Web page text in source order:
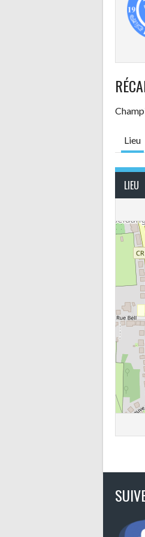
Lieu
LIEU